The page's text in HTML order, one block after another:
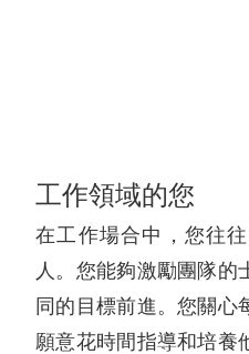
工作領域的您
在工作場合中，您往
人。您能夠激勵團隊的
同的目標前進。您關心
願意花時間指導和培養